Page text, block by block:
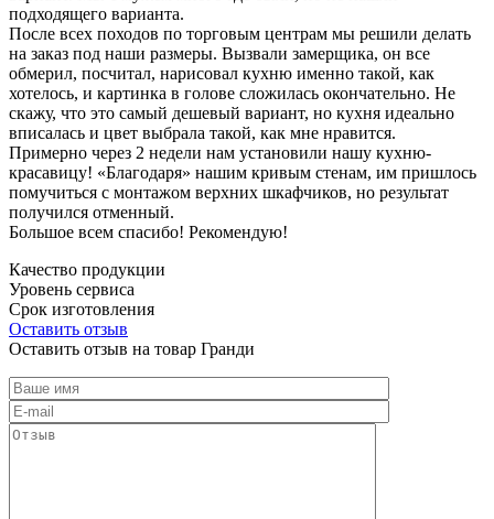
подходящего варианта.
После всех походов по торговым центрам мы решили делать
на заказ под наши размеры. Вызвали замерщика, он все
обмерил, посчитал, нарисовал кухню именно такой, как
хотелось, и картинка в голове сложилась окончательно. Не
скажу, что это самый дешевый вариант, но кухня идеально
вписалась и цвет выбрала такой, как мне нравится.
Примерно через 2 недели нам установили нашу кухню-
красавицу! «Благодаря» нашим кривым стенам, им пришлось
помучиться с монтажом верхних шкафчиков, но результат
получился отменный.
Большое всем спасибо! Рекомендую!
Качество продукции
Уровень сервиса
Срок изготовления
Оставить отзыв
Оставить отзыв на товар Гранди